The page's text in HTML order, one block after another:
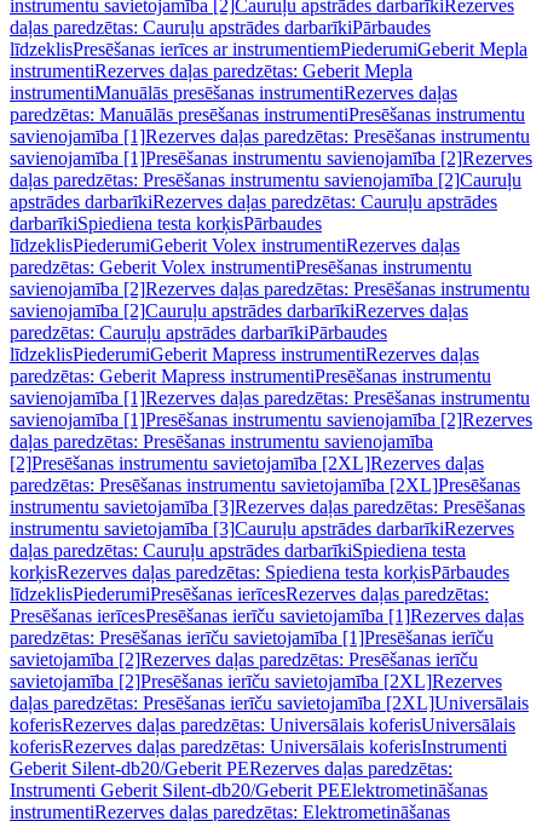
instrumentu savietojamība [2]Cauruļu apstrādes darbarīkiRezerves
daļas paredzētas: Cauruļu apstrādes darbarīkiPārbaudes
līdzeklisPresēšanas ierīces ar instrumentiemPiederumiGeberit Mepla
instrumentiRezerves daļas paredzētas: Geberit Mepla
instrumentiManuālās presēšanas instrumentiRezerves daļas
paredzētas: Manuālās presēšanas instrumentiPresēšanas instrumentu
savienojamība [1]Rezerves daļas paredzētas: Presēšanas instrumentu
savienojamība [1]Presēšanas instrumentu savienojamība [2]Rezerves
daļas paredzētas: Presēšanas instrumentu savienojamība [2]Cauruļu
apstrādes darbarīkiRezerves daļas paredzētas: Cauruļu apstrādes
darbarīkiSpiediena testa korķisPārbaudes
līdzeklisPiederumiGeberit Volex instrumentiRezerves daļas
paredzētas: Geberit Volex instrumentiPresēšanas instrumentu
savienojamība [2]Rezerves daļas paredzētas: Presēšanas instrumentu
savienojamība [2]Cauruļu apstrādes darbarīkiRezerves daļas
paredzētas: Cauruļu apstrādes darbarīkiPārbaudes
līdzeklisPiederumiGeberit Mapress instrumentiRezerves daļas
paredzētas: Geberit Mapress instrumentiPresēšanas instrumentu
savienojamība [1]Rezerves daļas paredzētas: Presēšanas instrumentu
savienojamība [1]Presēšanas instrumentu savienojamība [2]Rezerves
daļas paredzētas: Presēšanas instrumentu savienojamība
[2]Presēšanas instrumentu savietojamība [2XL]Rezerves daļas
paredzētas: Presēšanas instrumentu savietojamība [2XL]Presēšanas
instrumentu savietojamība [3]Rezerves daļas paredzētas: Presēšanas
instrumentu savietojamība [3]Cauruļu apstrādes darbarīkiRezerves
daļas paredzētas: Cauruļu apstrādes darbarīkiSpiediena testa
korķisRezerves daļas paredzētas: Spiediena testa korķisPārbaudes
līdzeklisPiederumiPresēšanas ierīcesRezerves daļas paredzētas:
Presēšanas ierīcesPresēšanas ierīču savietojamība [1]Rezerves daļas
paredzētas: Presēšanas ierīču savietojamība [1]Presēšanas ierīču
savietojamība [2]Rezerves daļas paredzētas: Presēšanas ierīču
savietojamība [2]Presēšanas ierīču savietojamība [2XL]Rezerves
daļas paredzētas: Presēšanas ierīču savietojamība [2XL]Universālais
koferisRezerves daļas paredzētas: Universālais koferisUniversālais
koferisRezerves daļas paredzētas: Universālais koferisInstrumenti
Geberit Silent-db20/Geberit PERezerves daļas paredzētas:
Instrumenti Geberit Silent-db20/Geberit PEElektrometināšanas
instrumentiRezerves daļas paredzētas: Elektrometināšanas